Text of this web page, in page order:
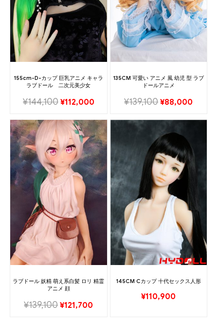
155cm-D-カップ 巨乳アニメ キャラ
ラブドール 二次元美少女
¥144,100 ¥112,000
135CM 可愛い アニメ 風 幼児 型 ラブ
ドールアニメ
¥139,100 ¥88,000
ラブドール 妖精 萌え系白髪 ロリ 精霊
アニメ 顔
¥139,100 ¥121,700
145CM Cカップ 十代セックス人形
¥110,900